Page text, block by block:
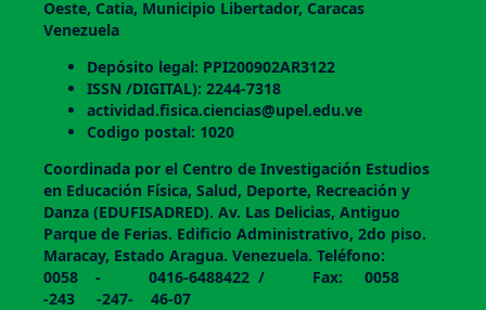
Oeste, Catia, Municipio Libertador, Caracas
Venezuela
Depósito legal: PPI200902AR3122
ISSN /DIGITAL): 2244-7318
actividad.fisica.ciencias@upel.edu.ve
Codigo postal: 1020
Coordinada por el Centro de Investigación Estudios
en Educación Física, Salud, Deporte, Recreación y
Danza (EDUFISADRED). Av. Las Delicias, Antiguo
Parque de Ferias. Edificio Administrativo, 2do piso.
Maracay, Estado Aragua. Venezuela. Teléfono:
0058 - 0416-6488422 / Fax: 0058
-243 -247- 46-07